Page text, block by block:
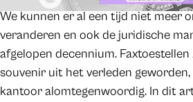
We kunnen er al een tijd niet meer
veranderen en ook de juridische
afgelopen decennium.
souvenir uit het verleden
kantoor alomtegenwoordig. In dit